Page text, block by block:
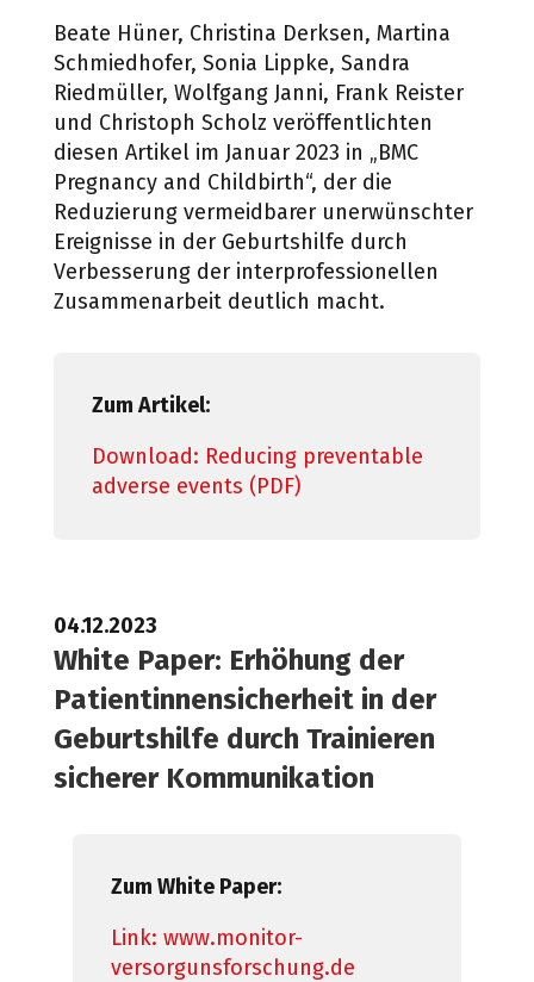
Beate Hüner, Christina Derksen, Martina
Schmiedhofer, Sonia Lippke, Sandra
Riedmüller, Wolfgang Janni, Frank Reister
und Christoph Scholz veröffentlichten
diesen Artikel im Januar 2023 in „BMC
Pregnancy and Childbirth“, der die
Reduzierung vermeidbarer unerwünschter
Ereignisse in der Geburtshilfe durch
Verbesserung der interprofessionellen
Zusammenarbeit deutlich macht.
Zum Artikel:
Download: Reducing preventable
adverse events (PDF)
04.12.2023
White Paper: Erhöhung der
Patientinnensicherheit in der
Geburtshilfe durch Trainieren
sicherer Kommunikation
Zum White Paper:
Link: www.monitor-
versorgunsforschung.de